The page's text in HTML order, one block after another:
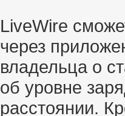
LiveWire
через
владельца о
об уровне
расстоянии.